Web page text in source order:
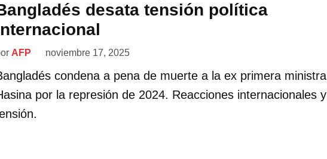
desata tensión política
AFP noviembre 17, 2025
condena a pena de muerte a la ex primera ministra
por la represión de 2024. Reacciones internacionales y